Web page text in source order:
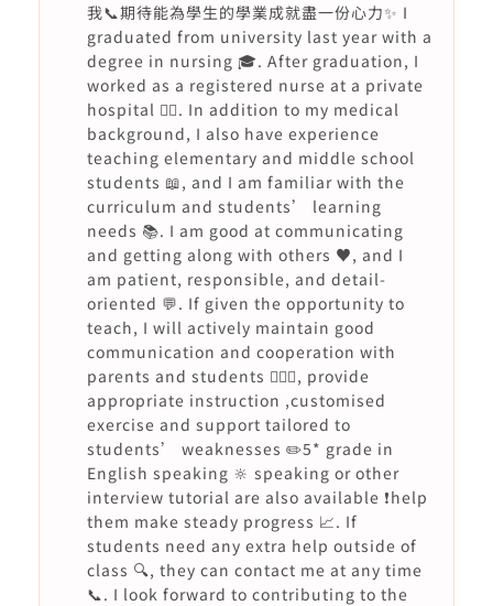
我📞期待能為學生的學業成就盡一份心力✨ I
graduated from university last year with a
degree in nursing 🎓. After graduation, I
worked as a registered nurse at a private
hospital 👩‍⚕️. In addition to my medical
background, I also have experience
teaching elementary and middle school
students 📖, and I am familiar with the
curriculum and students’ learning
needs 📚. I am good at communicating
and getting along with others ♥️, and I
am patient, responsible, and detail-
oriented 💬. If given the opportunity to
teach, I will actively maintain good
communication and cooperation with
parents and students 🙇🏻‍♀️, provide
appropriate instruction ,customised
exercise and support tailored to
students’ weaknesses ✏️5* grade in
English speaking 🔆 speaking or other
interview tutorial are also available ❗️help
them make steady progress 📈. If
students need any extra help outside of
class 🔍, they can contact me at any time
📞. I look forward to contributing to the